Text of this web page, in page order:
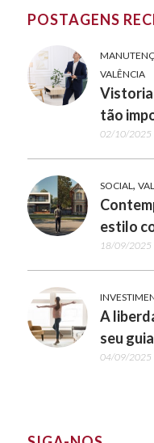
POSTAGENS
VALÊNCIA
Vistoria
tão
02/10/2025
SOCIAL,
estilo
18/09/2025
A
seu
04/09/2025